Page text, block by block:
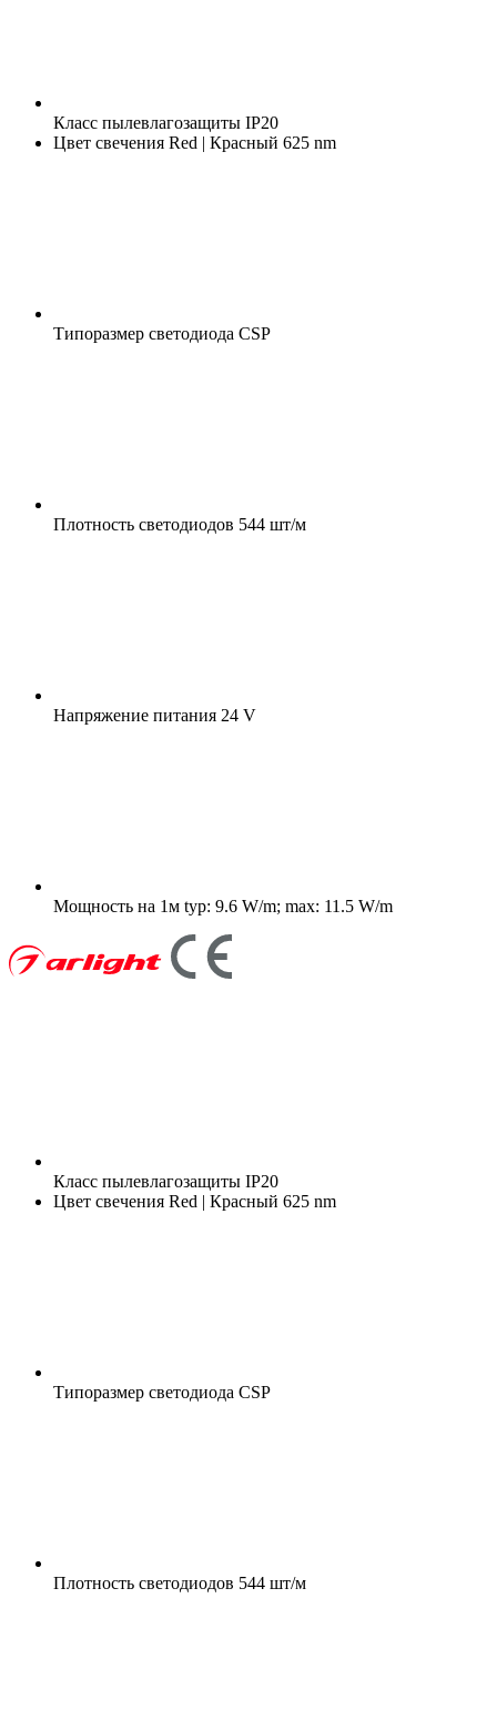
Класс пылевлагозащиты IP20
Цвет свечения Red | Красный 625 nm
Типоразмер светодиода CSP
Плотность светодиодов 544 шт/м
Напряжение питания 24 V
Мощность на 1м typ: 9.6 W/m; max: 11.5 W/m
Класс пылевлагозащиты IP20
Цвет свечения Red | Красный 625 nm
Типоразмер светодиода CSP
Плотность светодиодов 544 шт/м